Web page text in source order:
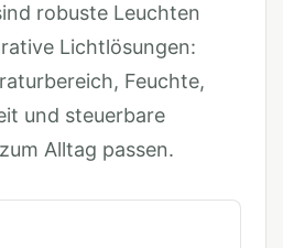
robuste Leuchten
Lichtlösungen:
Feuchte,
und steuerbare
Alltag passen.